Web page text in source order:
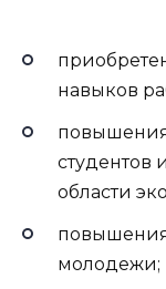
навыков
студентов
области
молодежи;